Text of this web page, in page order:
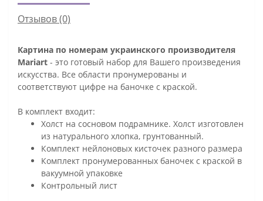
Отзывов (0)
Картина по номерам украинского производителя
Mariart - это готовый набор для Вашего произведения
искусства. Все области пронумерованы и
соответствуют цифре на баночке с краской.
В комплект входит:
Холст на сосновом подрамнике. Холст изготовлен
из натурального хлопка, грунтованный.
Комплект нейлоновых кисточек разного размера
Комплект пронумерованных баночек с краской в
вакуумной упаковке
Контрольный лист